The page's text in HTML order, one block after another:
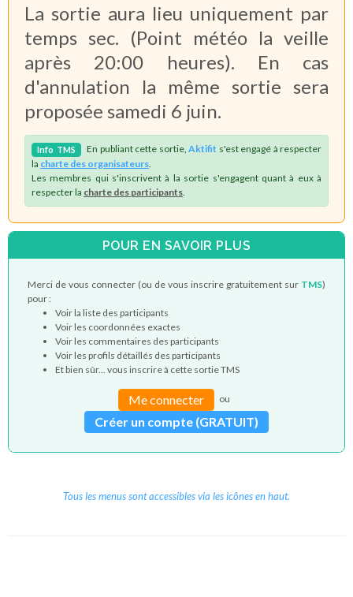
La sortie aura lieu uniquement par
temps sec. (Point météo la veille
après 20:00 heures). En cas
d'annulation la même sortie sera
proposée samedi 6 juin.
Info TMS En publiant cette sortie,Aktifit s'est engagé à respecter
la charte des organisateurs
Les membres qui s'inscrivent à la sortie s'engagent quant à eux à
respecter la charte des participants
POUR EN SAVOIR PLUS
Merci de vous connecter (ou de vous inscrire gratuitement sur TMS)
pour :
Voir la liste des participants
Voir les coordonnées exactes
Voir les commentaires des participants
Voir les profils détaillés des participants
Et bien sûr... vous inscrire à cette sortie TMS
Me connecter ou
Créer un compte (GRATUIT)
Tous les menus sont accessibles via les icônes en haut.